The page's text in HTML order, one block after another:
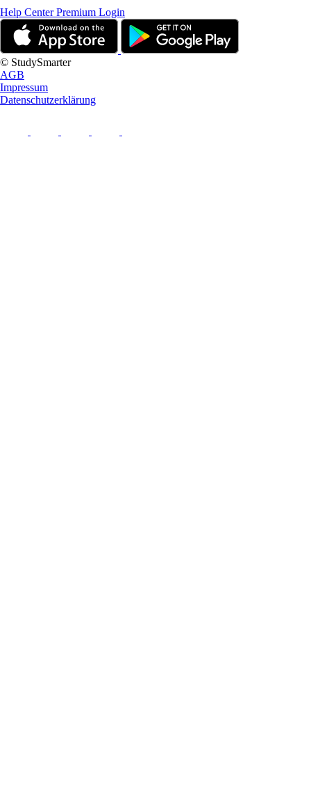
Help CenterPremium Login
© StudySmarter
AGB
Impressum
Datenschutzerklärung